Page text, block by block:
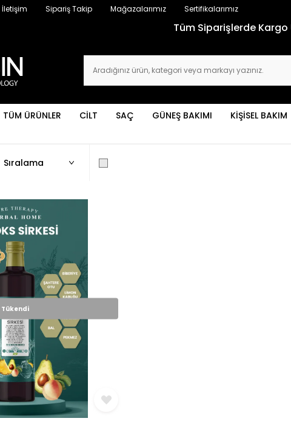
İletişim Sipariş Takip Mağazalarımız Sertifikalarımız
Tüm Siparişlerde Kargo
TÜM ÜRÜNLER CİLT SAÇ GÜNEŞ BAKIMI KİŞİSEL BAKIM
Tükendi